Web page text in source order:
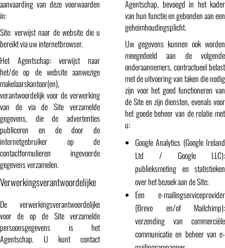
aanvaarding van deze voorwaarden
in:
Site: verwijst naar de website die u
bereikt via uw internetbrowser.
Het Agentschap: verwijst naar
het/de op de website aanwezige
makelaarskantoor(en),
verantwoordelijk voor de verwerking
van de via de Site verzamelde
gegevens, die de advertenties
publiceren en de door de
internetgebruiker op de
contactformulieren ingevoerde
gegevens verzamelen.
Verwerkingsverantwoordelijke
De verwerkingsverantwoordelijke
voor de op de Site verzamelde
persoonsgegevens is het
Agentschap. U kunt contact
Agentschap, bevoegd in het kader
van hun functie en gebonden aan een
geheimhoudingsplicht.
Uw gegevens kunnen ook worden
meegedeeld aan de volgende
onderaannemers, contractueel belast
met de uitvoering van taken die nodig
zijn voor het goed functioneren van
de Site en zijn diensten, evenals voor
het goede beheer van de relatie met
u:
Google Analytics (Google Ireland
Ltd / Google LLC):
publieksmeting en statistieken
over het bezoek aan de Site;
Een e-mailingserviceprovider
(Brevo en/of Mailchimp):
verzending van commerciële
communicatie en beheer van e-